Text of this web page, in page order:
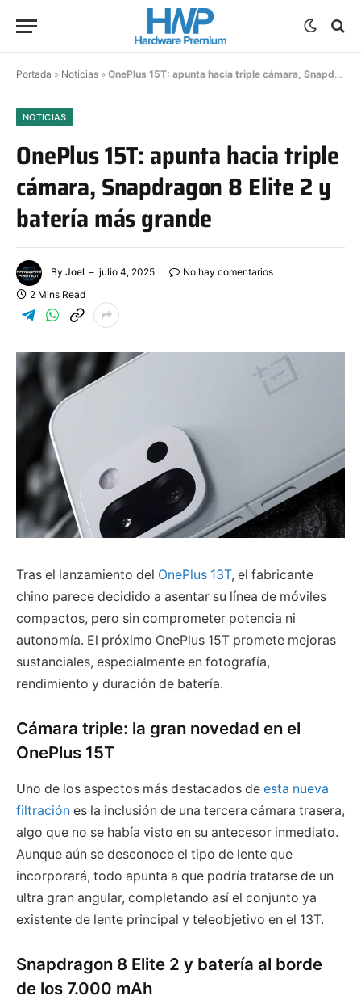
Portada » Noticias » OnePlus 15T: apunta hacia triple cámara, Snapdragon 8 Elite 2 y batería más grande
NOTICIAS
OnePlus 15T: apunta hacia triple
cámara, Snapdragon 8 Elite 2 y
batería más grande
By Joel julio 4, 2025
No hay comentarios
2 Mins Read
Tras el lanzamiento del OnePlus 13T, el fabricante
chino parece decidido a asentar su línea de móviles
compactos, pero sin comprometer potencia ni
autonomía. El próximo OnePlus 15T promete mejoras
sustanciales, especialmente en fotografía,
rendimiento y duración de batería.
Cámara triple: la gran novedad en el
OnePlus 15T
Uno de los aspectos más destacados de esta nueva
filtración es la inclusión de una tercera cámara trasera,
algo que no se había visto en su antecesor inmediato.
Aunque aún se desconoce el tipo de lente que
incorporará, todo apunta a que podría tratarse de un
ultra gran angular, completando así el conjunto ya
existente de lente principal y teleobjetivo en el 13T.
Snapdragon 8 Elite 2 y batería al borde
de los 7.000 mAh